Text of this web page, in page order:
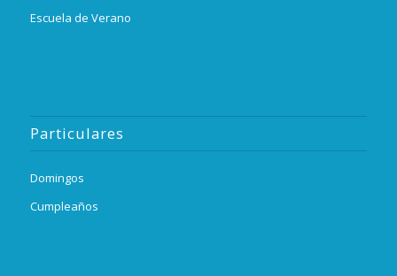
Escuela de Verano
Particulares
Domingos
Cumpleaños